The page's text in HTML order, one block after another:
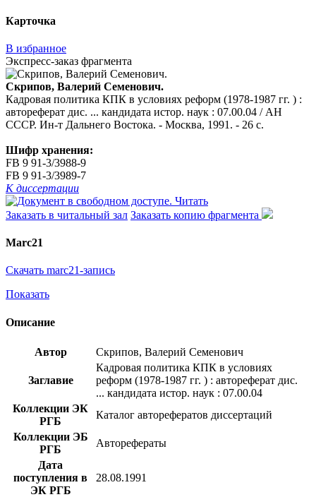
Карточка
В избранное
Экспресс-заказ фрагмента
Скрипов, Валерий Семенович.
Кадровая политика КПК в условиях реформ (1978-1987 гг. ) :
автореферат дис. ... кандидата истор. наук : 07.00.04 / АН
СССР. Ин-т Дальнего Востока. - Москва, 1991. - 26 с.
Шифр хранения:
FB 9 91-3/3988-9
FB 9 91-3/3989-7
К диссертации
Читать
Заказать в читальный зал Заказать копию фрагмента
Marc21
Скачать marc21-запись
Показать
Описание
Автор Скрипов, Валерий Семенович
Заглавие
Кадровая политика КПК в условиях
реформ (1978-1987 гг. ) : автореферат дис.
... кандидата истор. наук : 07.00.04
Коллекции ЭК
РГБ
Каталог авторефератов диссертаций
Коллекции ЭБ
РГБ
Авторефераты
Дата
поступления в
ЭК РГБ
28.08.1991